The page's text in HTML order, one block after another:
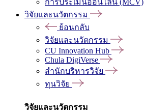
วิจัยและนวัตกรรม
ย้อนกลับ
วิจัยและนวัตกรรม
CU Innovation Hub
Chula DigiVerse
สำนักบริหารวิจัย
ทุนวิจัย
วิจัยและนวัตกรรม